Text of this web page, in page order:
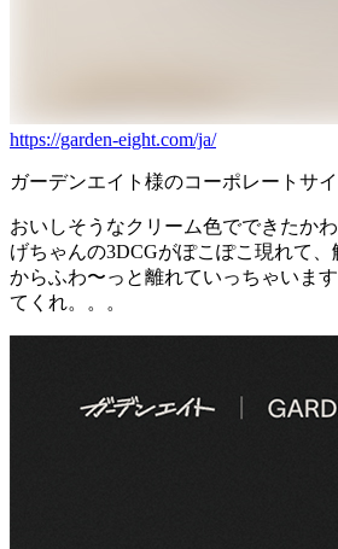
https://garden-eight.com/ja/
ガーデンエイト様のコーポレートサイ
おいしそうなクリーム色でできたか
げちゃんの3DCGがぽこぽこ現れて
からふわ〜っと離れていっちゃい
てくれ。。。